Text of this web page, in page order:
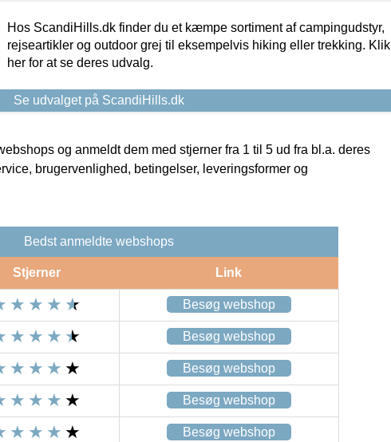
Hos ScandiHills.dk finder du et kæmpe sortiment af campingudstyr,
rejseartikler og outdoor grej til eksempelvis hiking eller trekking. Klik
her for at se deres udvalg.
Se udvalget på ScandiHills.dk
og anmeldt dem med stjerner fra 1 til 5 ud fra bl.a. deres
brugervenlighed, betingelser, leveringsformer og
Bedst anmeldte webshops
Stjerner Link
Besøg webshop
Besøg webshop
Besøg webshop
Besøg webshop
Besøg webshop